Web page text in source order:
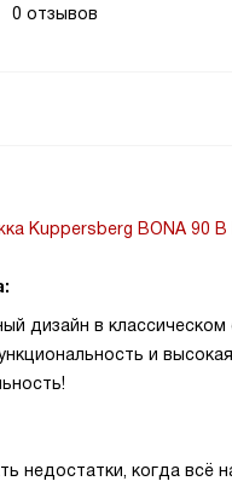
0 отзывов
Kuppersberg BONA 90 B
дизайн в классическом
и высокая
недостатки, когда всё